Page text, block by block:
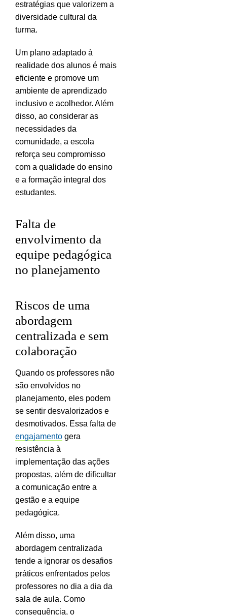
estratégias que valorizem a
diversidade cultural da
turma.
Um plano adaptado à
realidade dos alunos é mais
eficiente e promove um
ambiente de aprendizado
inclusivo e acolhedor. Além
disso, ao considerar as
necessidades da
comunidade, a escola
reforça seu compromisso
com a qualidade do ensino
e a formação integral dos
estudantes.
Falta de
envolvimento da
equipe pedagógica
no planejamento
Riscos de uma
abordagem
centralizada e sem
colaboração
Quando os professores não
são envolvidos no
planejamento, eles podem
se sentir desvalorizados e
desmotivados. Essa falta de
engajamento gera
resistência à
implementação das ações
propostas, além de dificultar
a comunicação entre a
gestão e a equipe
pedagógica.
Além disso, uma
abordagem centralizada
tende a ignorar os desafios
práticos enfrentados pelos
professores no dia a dia da
sala de aula. Como
consequência, o